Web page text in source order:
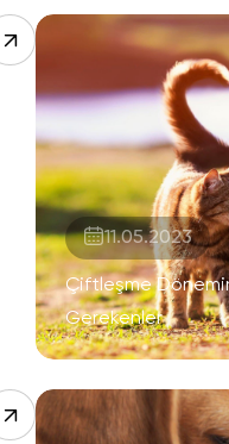
11.05.2023
Çiftleşme
Gerekenler